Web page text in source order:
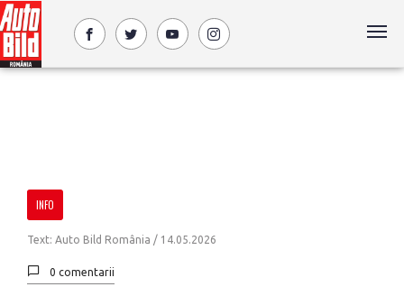
INFO
Text: Auto Bild România / 14.05.2026
0 comentarii